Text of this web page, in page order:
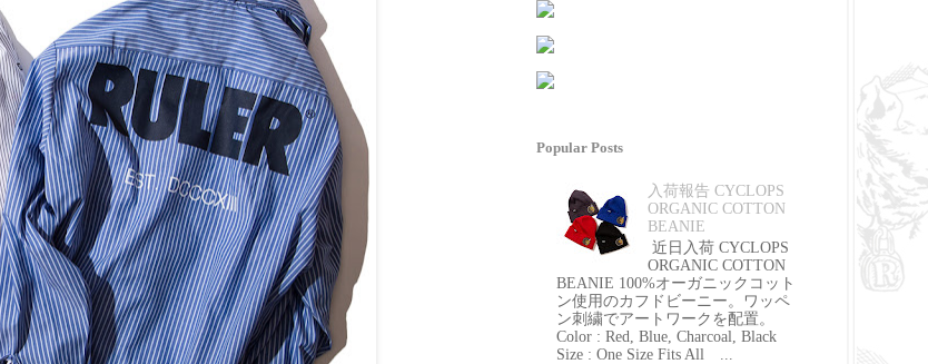
Popular Posts
入荷報告 CYCLOPS
ORGANIC COTTON
BEANIE
近日入荷 CYCLOPS
ORGANIC COTTON
BEANIE 100%オーガニックコット
ン使用のカフドビーニー。ワッペ
ン刺繍でアートワークを配置。
Color : Red, Blue, Charcoal, Black
Size : One Size Fits All ...